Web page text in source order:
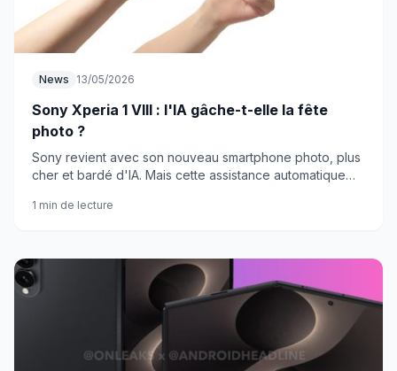
News 13/05/2026
Sony Xperia 1 VIII : l'IA gâche-t-elle la fête
photo ?
Sony revient avec son nouveau smartphone photo, plus
cher et bardé d'IA. Mais cette assistance automatique
1 min de lecture